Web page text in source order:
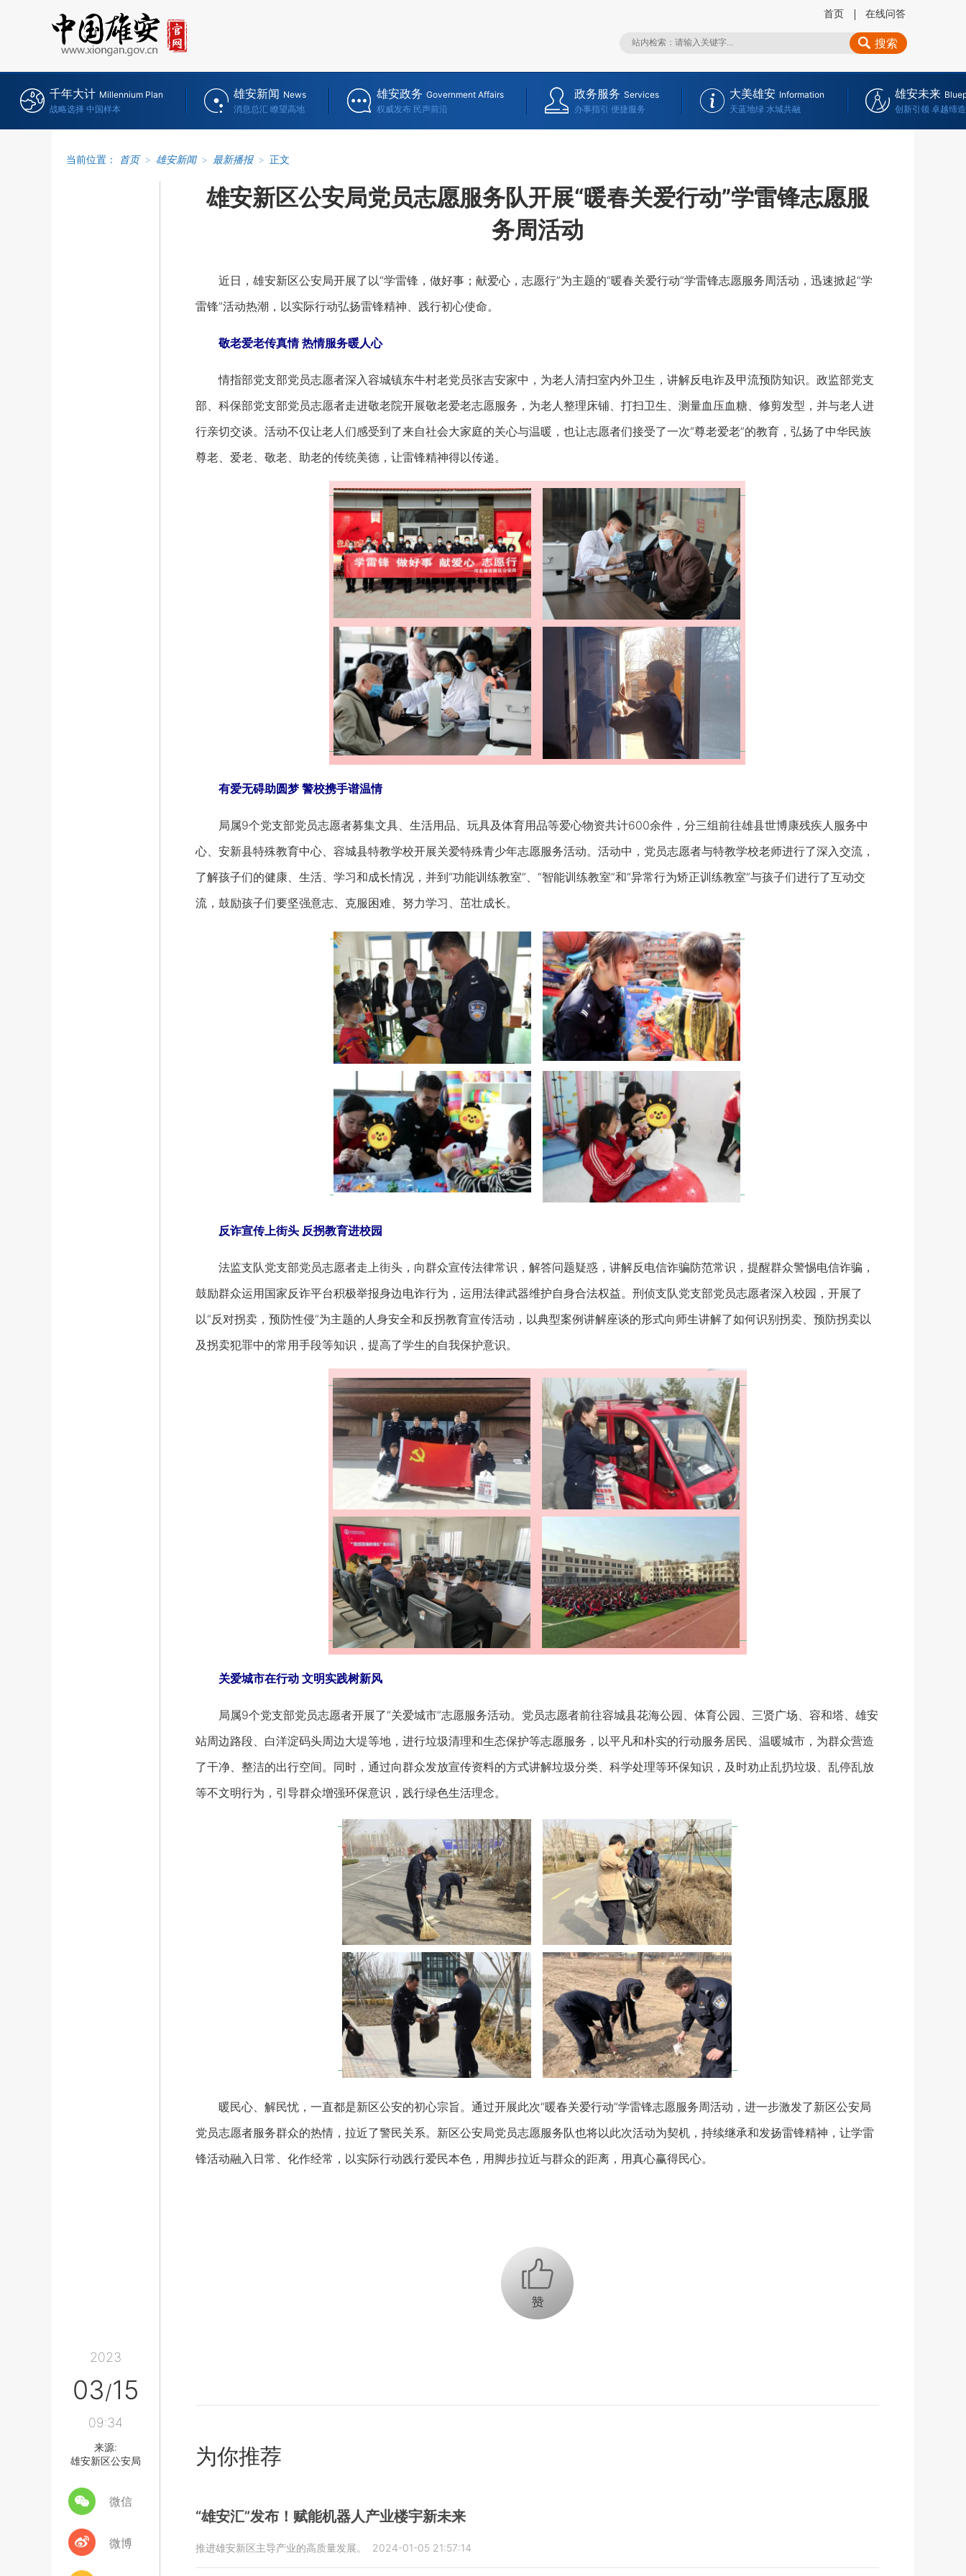
首页 在线问答
搜索
千年大计 Millennium Plan
战略选择 中国样本
雄安新闻 News
消息总汇 瞭望高地
雄安政务 Government Affairs
权威发布 民声前沿
政务服务 Services
办事指引 便捷服务
大美雄安 Information
天蓝地绿 水城共融
雄安未来
创新引领 卓越缔造
当前位置： 首页 > 雄安新闻 > 最新播报 > 正文
2023
03/15
09:34
来源:
雄安新区公安局
微信
微博
雄安新区公安局党员志愿服务队开展“暖春关爱行动”学雷锋志愿服
务周活动
近日，雄安新区公安局开展了以“学雷锋，做好事；献爱心，志愿行”为主题的“暖春关爱行动”学雷锋志愿服务周活动，迅速掀起“学
雷锋”活动热潮，以实际行动弘扬雷锋精神、践行初心使命。
敬老爱老传真情 热情服务暖人心
情指部党支部党员志愿者深入容城镇东牛村老党员张吉安家中，为老人清扫室内外卫生，讲解反电诈及甲流预防知识。政监部党支
部、科保部党支部党员志愿者走进敬老院开展敬老爱老志愿服务，为老人整理床铺、打扫卫生、测量血压血糖、修剪发型，并与老人进
行亲切交谈。活动不仅让老人们感受到了来自社会大家庭的关心与温暖，也让志愿者们接受了一次“尊老爱老”的教育，弘扬了中华民族
尊老、爱老、敬老、助老的传统美德，让雷锋精神得以传递。
有爱无碍助圆梦 警校携手谱温情
局属9个党支部党员志愿者募集文具、生活用品、玩具及体育用品等爱心物资共计600余件，分三组前往雄县世博康残疾人服务中
心、安新县特殊教育中心、容城县特教学校开展关爱特殊青少年志愿服务活动。活动中，党员志愿者与特教学校老师进行了深入交流，
了解孩子们的健康、生活、学习和成长情况，并到“功能训练教室”、“智能训练教室”和“异常行为矫正训练教室”与孩子们进行了互动交
流，鼓励孩子们要坚强意志、克服困难、努力学习、茁壮成长。
反诈宣传上街头 反拐教育进校园
法监支队党支部党员志愿者走上街头，向群众宣传法律常识，解答问题疑惑，讲解反电信诈骗防范常识，提醒群众警惕电信诈骗，
鼓励群众运用国家反诈平台积极举报身边电诈行为，运用法律武器维护自身合法权益。刑侦支队党支部党员志愿者深入校园，开展了
以“反对拐卖，预防性侵”为主题的人身安全和反拐教育宣传活动，以典型案例讲解座谈的形式向师生讲解了如何识别拐卖、预防拐卖以
及拐卖犯罪中的常用手段等知识，提高了学生的自我保护意识。
关爱城市在行动 文明实践树新风
局属9个党支部党员志愿者开展了“关爱城市”志愿服务活动。党员志愿者前往容城县花海公园、体育公园、三贤广场、容和塔、雄安
站周边路段、白洋淀码头周边大堤等地，进行垃圾清理和生态保护等志愿服务，以平凡和朴实的行动服务居民、温暖城市，为群众营造
了干净、整洁的出行空间。同时，通过向群众发放宣传资料的方式讲解垃圾分类、科学处理等环保知识，及时劝止乱扔垃圾、乱停乱放
等不文明行为，引导群众增强环保意识，践行绿色生活理念。
暖民心、解民忧，一直都是新区公安的初心宗旨。通过开展此次“暖春关爱行动”学雷锋志愿服务周活动，进一步激发了新区公安局
党员志愿者服务群众的热情，拉近了警民关系。新区公安局党员志愿服务队也将以此次活动为契机，持续继承和发扬雷锋精神，让学雷
锋活动融入日常、化作经常，以实际行动践行爱民本色，用脚步拉近与群众的距离，用真心赢得民心。
+1
为你推荐
“雄安汇”发布！赋能机器人产业楼宇新未来
推进雄安新区主导产业的高质量发展。 2024-01-05 21:57:14